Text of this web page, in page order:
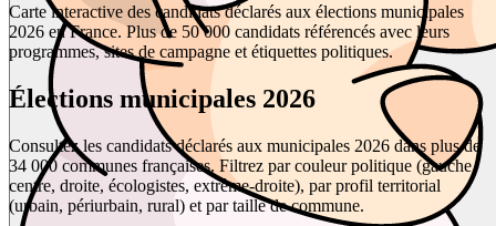
Carte interactive des candidats déclarés aux élections municipales
2026 en France. Plus de 50 000 candidats référencés avec leurs
programmes, sites de campagne et étiquettes politiques.
Élections municipales 2026
Consultez les candidats déclarés aux municipales 2026 dans plus de
34 000 communes françaises. Filtrez par couleur politique (gauche,
centre, droite, écologistes, extrême-droite), par profil territorial
(urbain, périurbain, rural) et par taille de commune.